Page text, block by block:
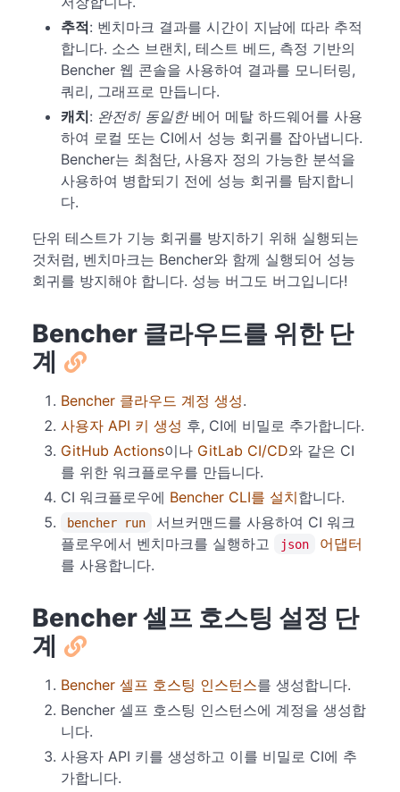
추적: 벤치마크 결과를 시간이 지남에 따라 추적
합니다. 소스 브랜치, 테스트 베드, 측정 기반의
Bencher 웹 콘솔을 사용하여 결과를 모니터링,
쿼리, 그래프로 만듭니다.
캐치: 완전히 동일한베어 메탈 하드웨어를 사용
하여 로컬 또는 CI에서 성능 회귀를 잡아냅니다.
Bencher는 최첨단, 사용자 정의 가능한 분석을
사용하여 병합되기 전에 성능 회귀를 탐지합니
다.
단위 테스트가 기능 회귀를 방지하기 위해 실행되는
것처럼, 벤치마크는 Bencher와 함께 실행되어 성능
회귀를 방지해야 합니다. 성능 버그도 버그입니다!
Bencher 클라우드를 위한 단
계
Bencher 클라우드 계정 생성.
사용자 API 키 생성 후, CI에 비밀로 추가합니다.
GitHub Actions이나 GitLab CI/CD와 같은 CI
를 위한 워크플로우를 만듭니다.
CI 워크플로우에 Bencher CLI를 설치합니다.
bencher run
서브커맨드를 사용하여 CI 워크
플로우에서 벤치마크를 실행하고
json
어댑터
를 사용합니다.
Bencher 셀프 호스팅 설정 단
계
Bencher 셀프 호스팅 인스턴스를 생성합니다.
Bencher 셀프 호스팅 인스턴스에 계정을 생성합
니다.
사용자 API 키를 생성하고 이를 비밀로 CI에 추
가합니다.